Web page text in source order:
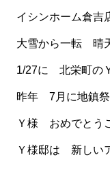
イシンホーム倉吉
大雪から一転 晴
1/27に 北栄町の
昨年 7月に地鎮祭
Ｙ様 おめでとう
Ｙ様邸は 新しい